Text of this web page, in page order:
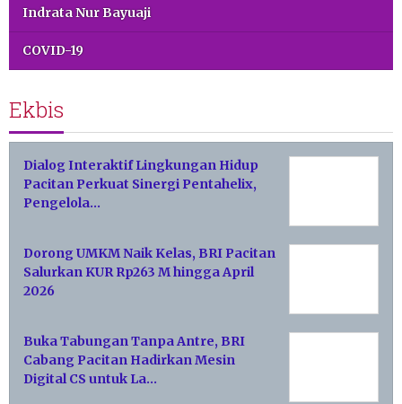
Indrata Nur Bayuaji
COVID-19
Ekbis
Dialog Interaktif Lingkungan Hidup
Pacitan Perkuat Sinergi Pentahelix,
Pengelola…
Dorong UMKM Naik Kelas, BRI Pacitan
Salurkan KUR Rp263 M hingga April
2026
Buka Tabungan Tanpa Antre, BRI
Cabang Pacitan Hadirkan Mesin
Digital CS untuk La…